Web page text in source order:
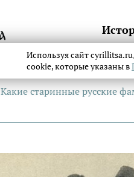
Какие старинные русские
Используя сайт
cookie, которые указаны в